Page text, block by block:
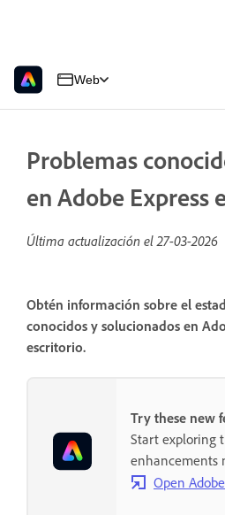
Web
Problemas
en Adobe Express
Última actualización el27-03-2026
Obtén información sobre el
conocidos y solucionados en
escritorio.
Try these new
Start exploring
enhancements
Open